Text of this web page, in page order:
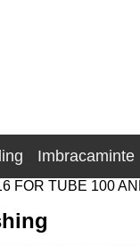
Imbracaminte
FOR TUBE 100